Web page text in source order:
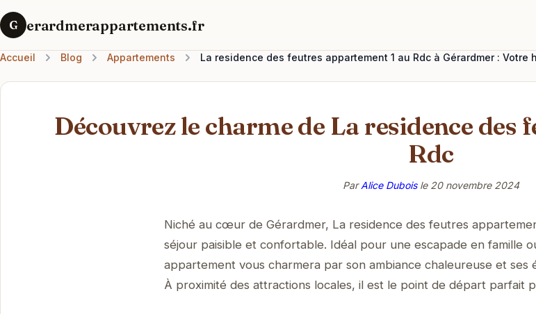
G erardmerappartements.fr
Accueil Blog Appartements La residence des feutres appartement 1 au Rdc à Gérardmer : Votre
Découvrez le charme de La residence des
Rdc
ParAlice Duboisle 20 novembre 2024
Niché au cœur de Gérardmer, La residence des feutres
séjour paisible et confortable. Idéal pour une escapade en famille
appartement vous charmera par son ambiance chaleureuse et ses
À proximité des attractions locales, il est le point de départ parfait